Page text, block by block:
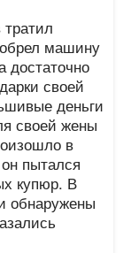
машину
достаточно
своей
деньги
своей жены
в
пытался
купюр. В
обнаружены